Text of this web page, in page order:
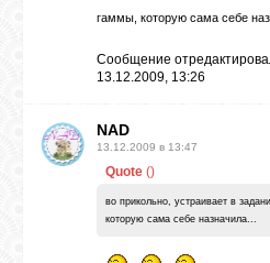
гаммы, которую сама себе
Сообщение
13.12.2009, 13:26
NAD
13.12.2009 в 13:47
Quote ()
во прикольно, устраивает в
которую сама себе назначила...